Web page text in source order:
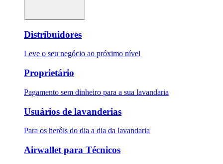
Distribuidores
Leve o seu negócio ao próximo nível
Proprietário
Pagamento sem dinheiro para a sua lavandaria
Usuários de lavanderias
Para os heróis do dia a dia da lavandaria
Airwallet para Técnicos